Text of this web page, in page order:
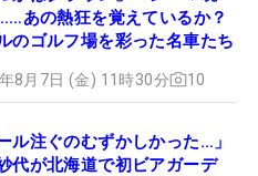
あの熱狂を覚えているか？
のゴルフ場を彩った名車たち
8月7日 (金) 11時30分 10
ル注ぐのむずかしかった…」
代が北海道で初ビアガーデ